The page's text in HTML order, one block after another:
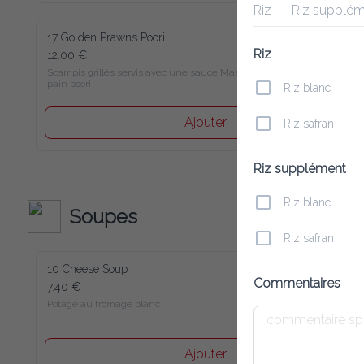
17 Golden Prawns Poori
12.00 €
Scampis grillés servis avec une sauce Masala sur un
pain poori
Ajouter
Soupes
10 Cheese Soup
7.40 €
Potage au fromage blanc
Ajouter
Riz Riz
Riz
Riz blanc
Riz safran
Riz supplément
Riz blanc
Riz safran
Commentaires